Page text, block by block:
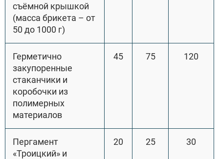
съёмной крышкой
(масса брикета – от
50 до 1000 г)
Герметично
закупоренные
стаканчики и
коробочки из
полимерных
материалов
45 75 120
Пергамент
«Троицкий» и
20 25 30